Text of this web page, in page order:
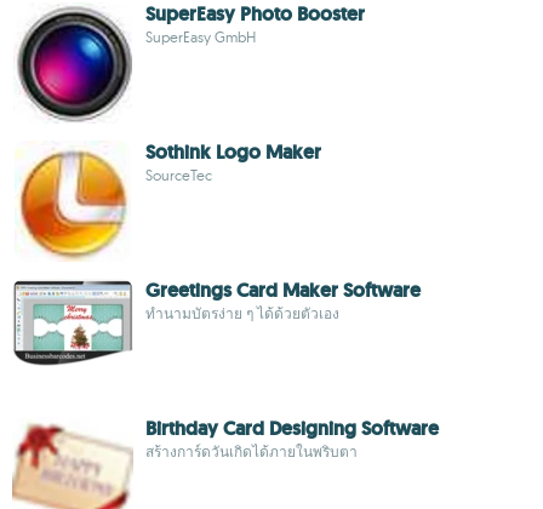
SuperEasy Photo Booster
SuperEasy GmbH
Sothink Logo Maker
SourceTec
Greetings Card Maker Software
ทำนามบัตรง่าย ๆ ได้ด้วยตัวเอง
Birthday Card Designing Software
สร้างการ์ดวันเกิดได้ภายในพริบตา